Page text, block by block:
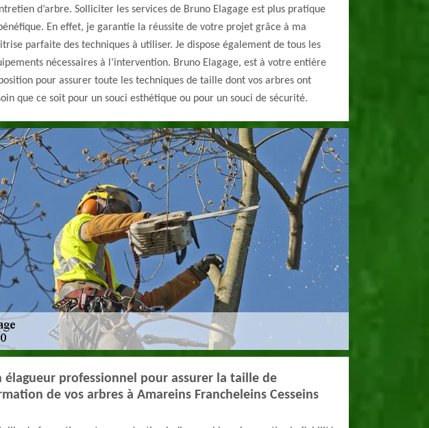
d’arbre. Solliciter les services de Bruno Elagage est plus pratique
En effet, je garantie la réussite de votre projet grâce à ma
parfaite des techniques à utiliser. Je dispose également de tous les
nécessaires à l’intervention. Bruno Elagage, est à votre entière
pour assurer toute les techniques de taille dont vos arbres ont
que ce soit pour un souci esthétique ou pour un souci de sécurité.
élagueur professionnel pour assurer la taille de
de vos arbres à Amareins Francheleins Cesseins